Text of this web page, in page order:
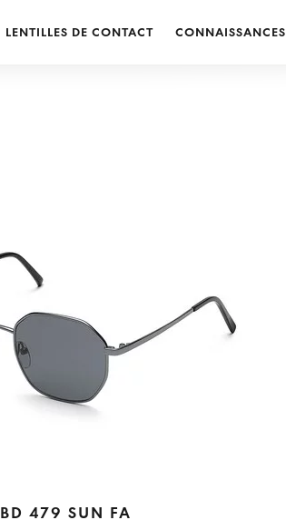
LENTILLES DE CONTACT CONNAISSANCES
BD 479 SUN FA